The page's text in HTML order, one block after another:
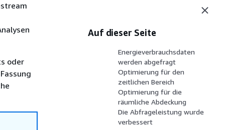
oder
Auf dieser Seite
Energieverbrauchsdaten
werden abgefragt
Optimierung für den
zeitlichen Bereich
Optimierung für die
räumliche Abdeckung
Die Abfrageleistung wurde
verbessert